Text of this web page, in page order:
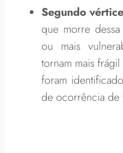
Segundo vértice
que morre
ou mais
tornam mais
foram
de ocorrência de